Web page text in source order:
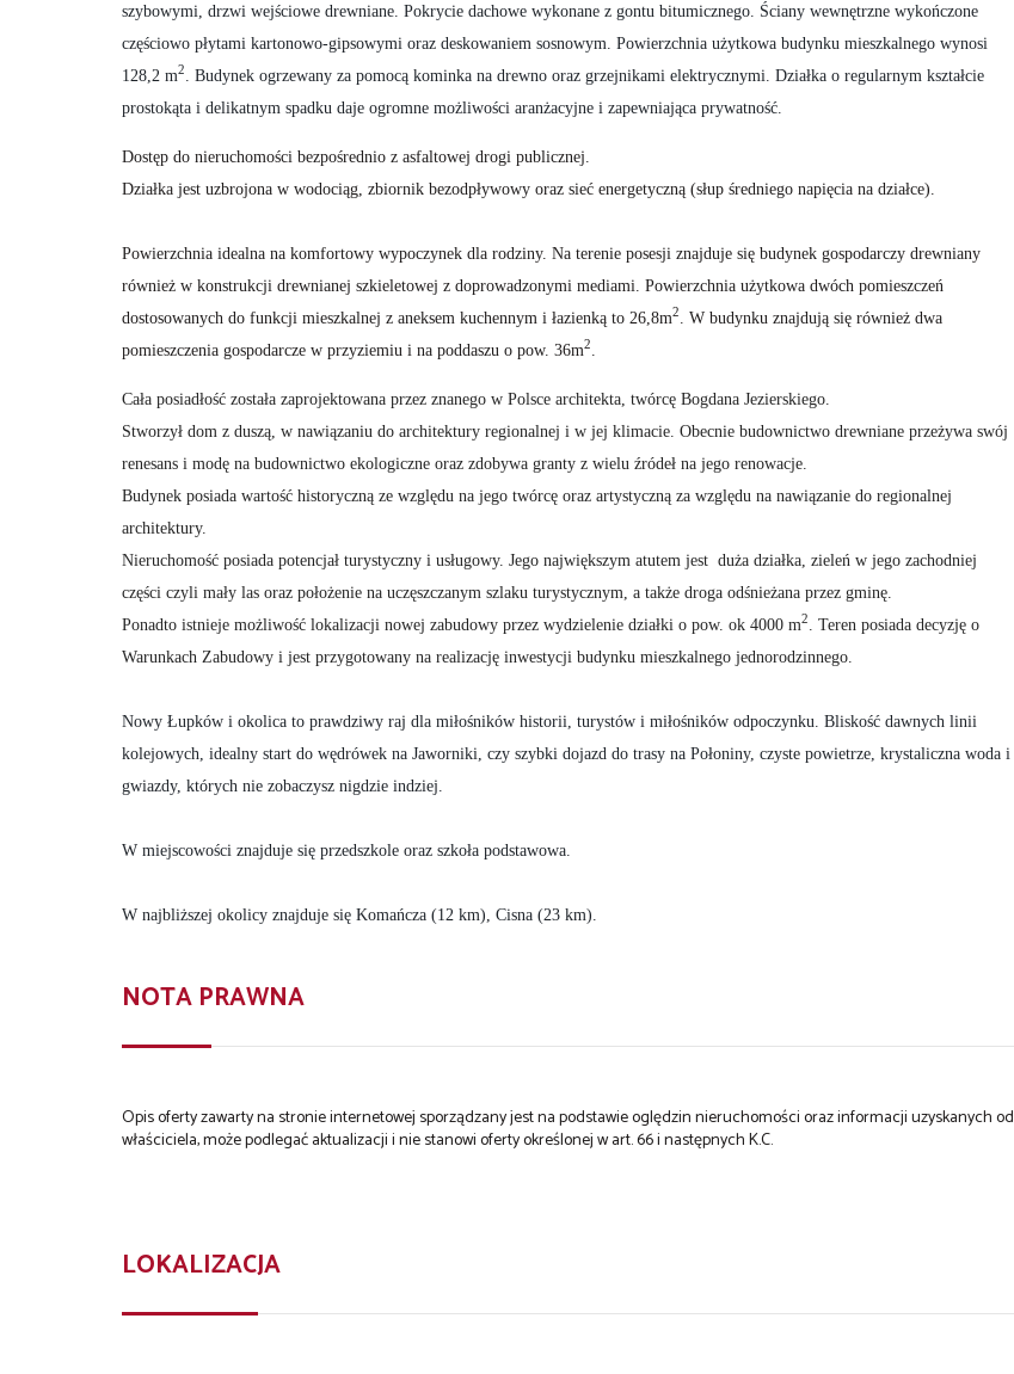
szybowymi, drzwi wejściowe drewniane. Pokrycie dachowe wykonane z gontu bitumicznego. Ściany wewnętrzne wykończone
częściowo płytami kartonowo-gipsowymi oraz deskowaniem sosnowym. Powierzchnia użytkowa budynku mieszkalnego wynosi
128,2 m2
. Budynek ogrzewany za pomocą kominka na drewno oraz grzejnikami elektrycznymi. Działka o regularnym kształcie
prostokąta i delikatnym spadku daje ogromne możliwości aranżacyjne i zapewniająca prywatność.
Dostęp do nieruchomości bezpośrednio z asfaltowej drogi publicznej.
Działka jest uzbrojona w wodociąg, zbiornik bezodpływowy oraz sieć energetyczną (słup średniego napięcia na działce).
Powierzchnia idealna na komfortowy wypoczynek dla rodziny. Na terenie posesji znajduje się budynek gospodarczy drewniany
również w konstrukcji drewnianej szkieletowej z doprowadzonymi mediami. Powierzchnia użytkowa dwóch pomieszczeń
dostosowanych do funkcji mieszkalnej z aneksem kuchennym i łazienką to 26,8m2
. W budynku znajdują się również dwa
pomieszczenia gospodarcze w przyziemiu i na poddaszu o pow. 36m2
Cała posiadłość została zaprojektowana przez znanego w Polsce architekta, twórcę Bogdana Jezierskiego.
Stworzył dom z duszą, w nawiązaniu do architektury regionalnej i w jej klimacie. Obecnie budownictwo drewniane przeżywa swój
renesans i modę na budownictwo ekologiczne oraz zdobywa granty z wielu źródeł na jego renowacje.
Budynek posiada wartość historyczną ze względu na jego twórcę oraz artystyczną za względu na nawiązanie do regionalnej
architektury.
Nieruchomość posiada potencjał turystyczny i usługowy. Jego największym atutem jest duża działka, zieleń w jego zachodniej
części czyli mały las oraz położenie na uczęszczanym szlaku turystycznym, a także droga odśnieżana przez gminę.
Ponadto istnieje możliwość lokalizacji nowej zabudowy przez wydzielenie działki o pow. ok 4000 m2
. Teren posiada decyzję o
Warunkach Zabudowy i jest przygotowany na realizację inwestycji budynku mieszkalnego jednorodzinnego.
Nowy Łupków i okolica to prawdziwy raj dla miłośników historii, turystów i miłośników odpoczynku. Bliskość dawnych linii
kolejowych, idealny start do wędrówek na Jaworniki, czy szybki dojazd do trasy na Połoniny, czyste powietrze, krystaliczna woda i
gwiazdy, których nie zobaczysz nigdzie indziej.
W miejscowości znajduje się przedszkole oraz szkoła podstawowa.
W najbliższej okolicy znajduje się Komańcza (12 km), Cisna (23 km).
NOTA PRAWNA
Opis oferty zawarty na stronie internetowej sporządzany jest na podstawie oględzin nieruchomości oraz informacji uzyskanych od
właściciela, może podlegać aktualizacji i nie stanowi oferty określonej w art. 66 i następnych K.C.
LOKALIZACJA